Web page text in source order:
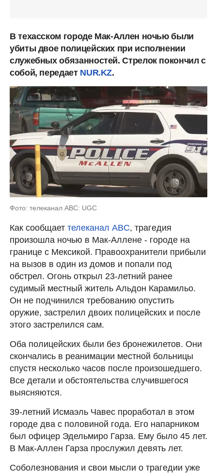
В техасском городе Мак-Аллен ночью были
убиты двое полицейских при исполнении
служебных обязанностей. Стрелок покончил с
собой, передает NUR.KZ.
Фото: телеканал ABC: UGC
Как сообщает телеканал ABC, трагедия
произошла ночью в Мак-Аллене - городе на
границе с Мексикой. Правоохранители прибыли
на вызов в один из домов и попали под
обстрел. Огонь открыл 23-летний ранее
судимый местный житель Альдон Карамильо.
Он не подчинился требованию опустить
оружие, застрелил двоих полицейских и после
этого застрелился сам.
Оба полицейских были без бронежилетов. Они
скончались в реанимации местной больницы
спустя несколько часов после произошедшего.
Все детали и обстоятельства случившегося
выясняются.
39-летний Исмаэль Чавес проработал в этом
городе два с половиной года. Его напарником
был офицер Эдельмиро Гарза. Ему было 45 лет.
В Мак-Аллен Гарза прослужил девять лет.
Соболезнования и свои мысли о трагедии уже